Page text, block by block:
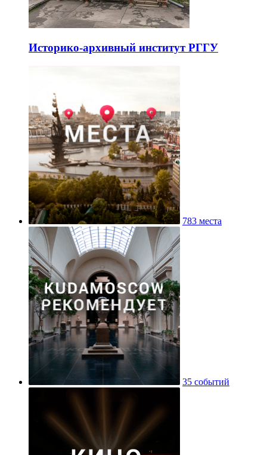
Историко-архивный институт РГГУ
783 места
35 событий